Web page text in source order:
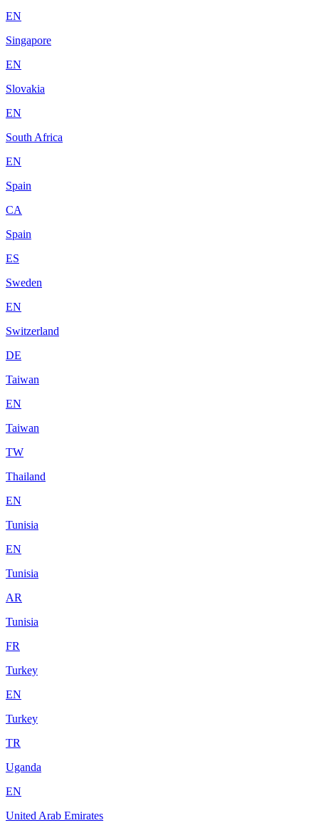
EN
Singapore
EN
Slovakia
EN
South Africa
EN
Spain
CA
Spain
ES
Sweden
EN
Switzerland
DE
Taiwan
EN
Taiwan
TW
Thailand
EN
Tunisia
EN
Tunisia
AR
Tunisia
FR
Turkey
EN
Turkey
TR
Uganda
EN
United Arab Emirates